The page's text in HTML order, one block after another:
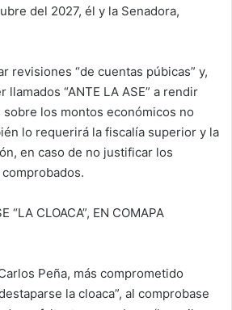
del 2027, él y la Senadora,
revisiones “de cuentas púbicas” y,
“ANTE LA ASE” a rendir
los montos económicos no
lo requerirá la fiscalía superior y la
en caso de no justificar los
“LA CLOACA”, EN COMAPA
Peña, más comprometido
la cloaca”, al comprobase